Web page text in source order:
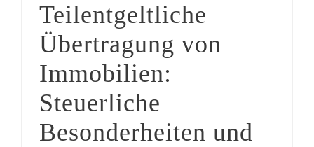
Teilentgeltliche
Übertragung von
Immobilien:
Steuerliche
Besonderheiten und